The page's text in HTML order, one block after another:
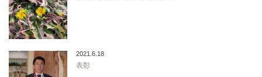
2021.6.18
表彰